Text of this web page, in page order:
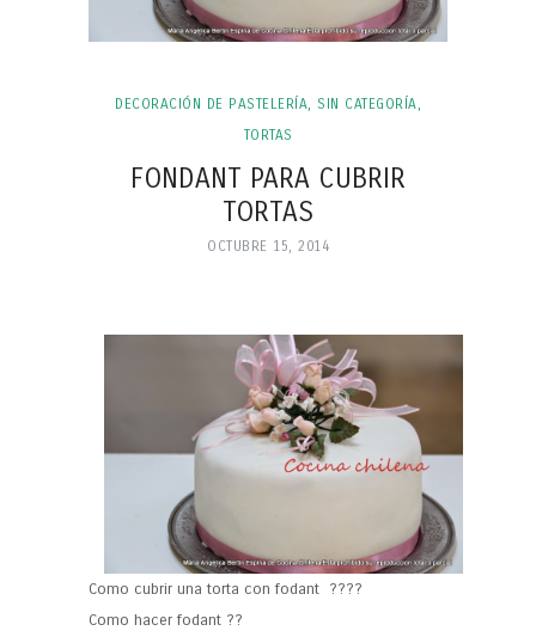
DECORACIÓN DE PASTELERÍA SIN CATEGORÍA
TORTAS
FONDANT PARA CUBRIR
TORTAS
OCTUBRE 15, 2014
Como cubrir una torta con fodant ????
Como hacer fodant ??